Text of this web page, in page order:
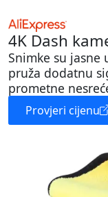
4K Dash
Snimke su jasne
pruža dodatnu
prometne
Provjeri cijenu